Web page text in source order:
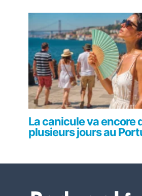
La canicule va encore
plusieurs jours au